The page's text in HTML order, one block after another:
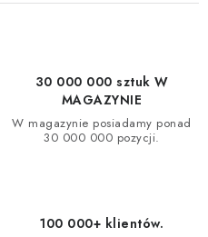
30 000 000 sztuk W
MAGAZYNIE
W magazynie posiadamy ponad
30 000 000 pozycji.
100 000+ klientów.